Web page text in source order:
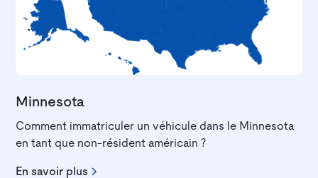
Minnesota
Comment immatriculer un véhicule dans le Minnesota
en tant que non-résident américain ?
En savoir plus